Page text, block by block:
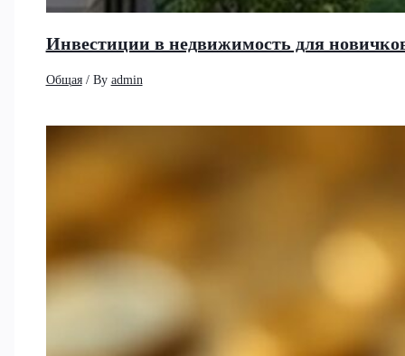
Инвестиции в недвижимость для
Общая/ By admin